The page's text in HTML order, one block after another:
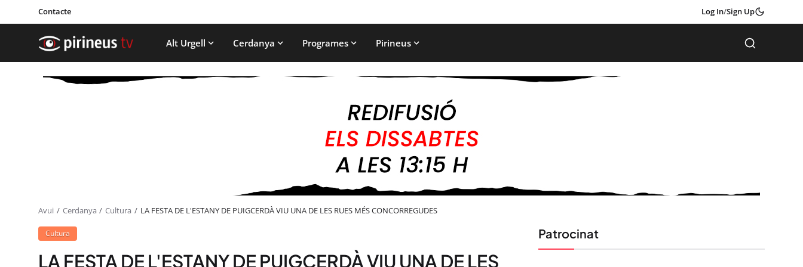
Contacte Log In/Sign Up
Alt Urgell Cerdanya Programes Pirineus
Avui Cerdanya Cultura LA FESTA DE L'ESTANY DE PUIGCERDÀ VIU UNA DE LES RUES MÉS CONCORREGUDES
Cultura
LA FESTA DE L'ESTANY DE PUIGCERDÀ VIU UNA DE LES
Patrocinat